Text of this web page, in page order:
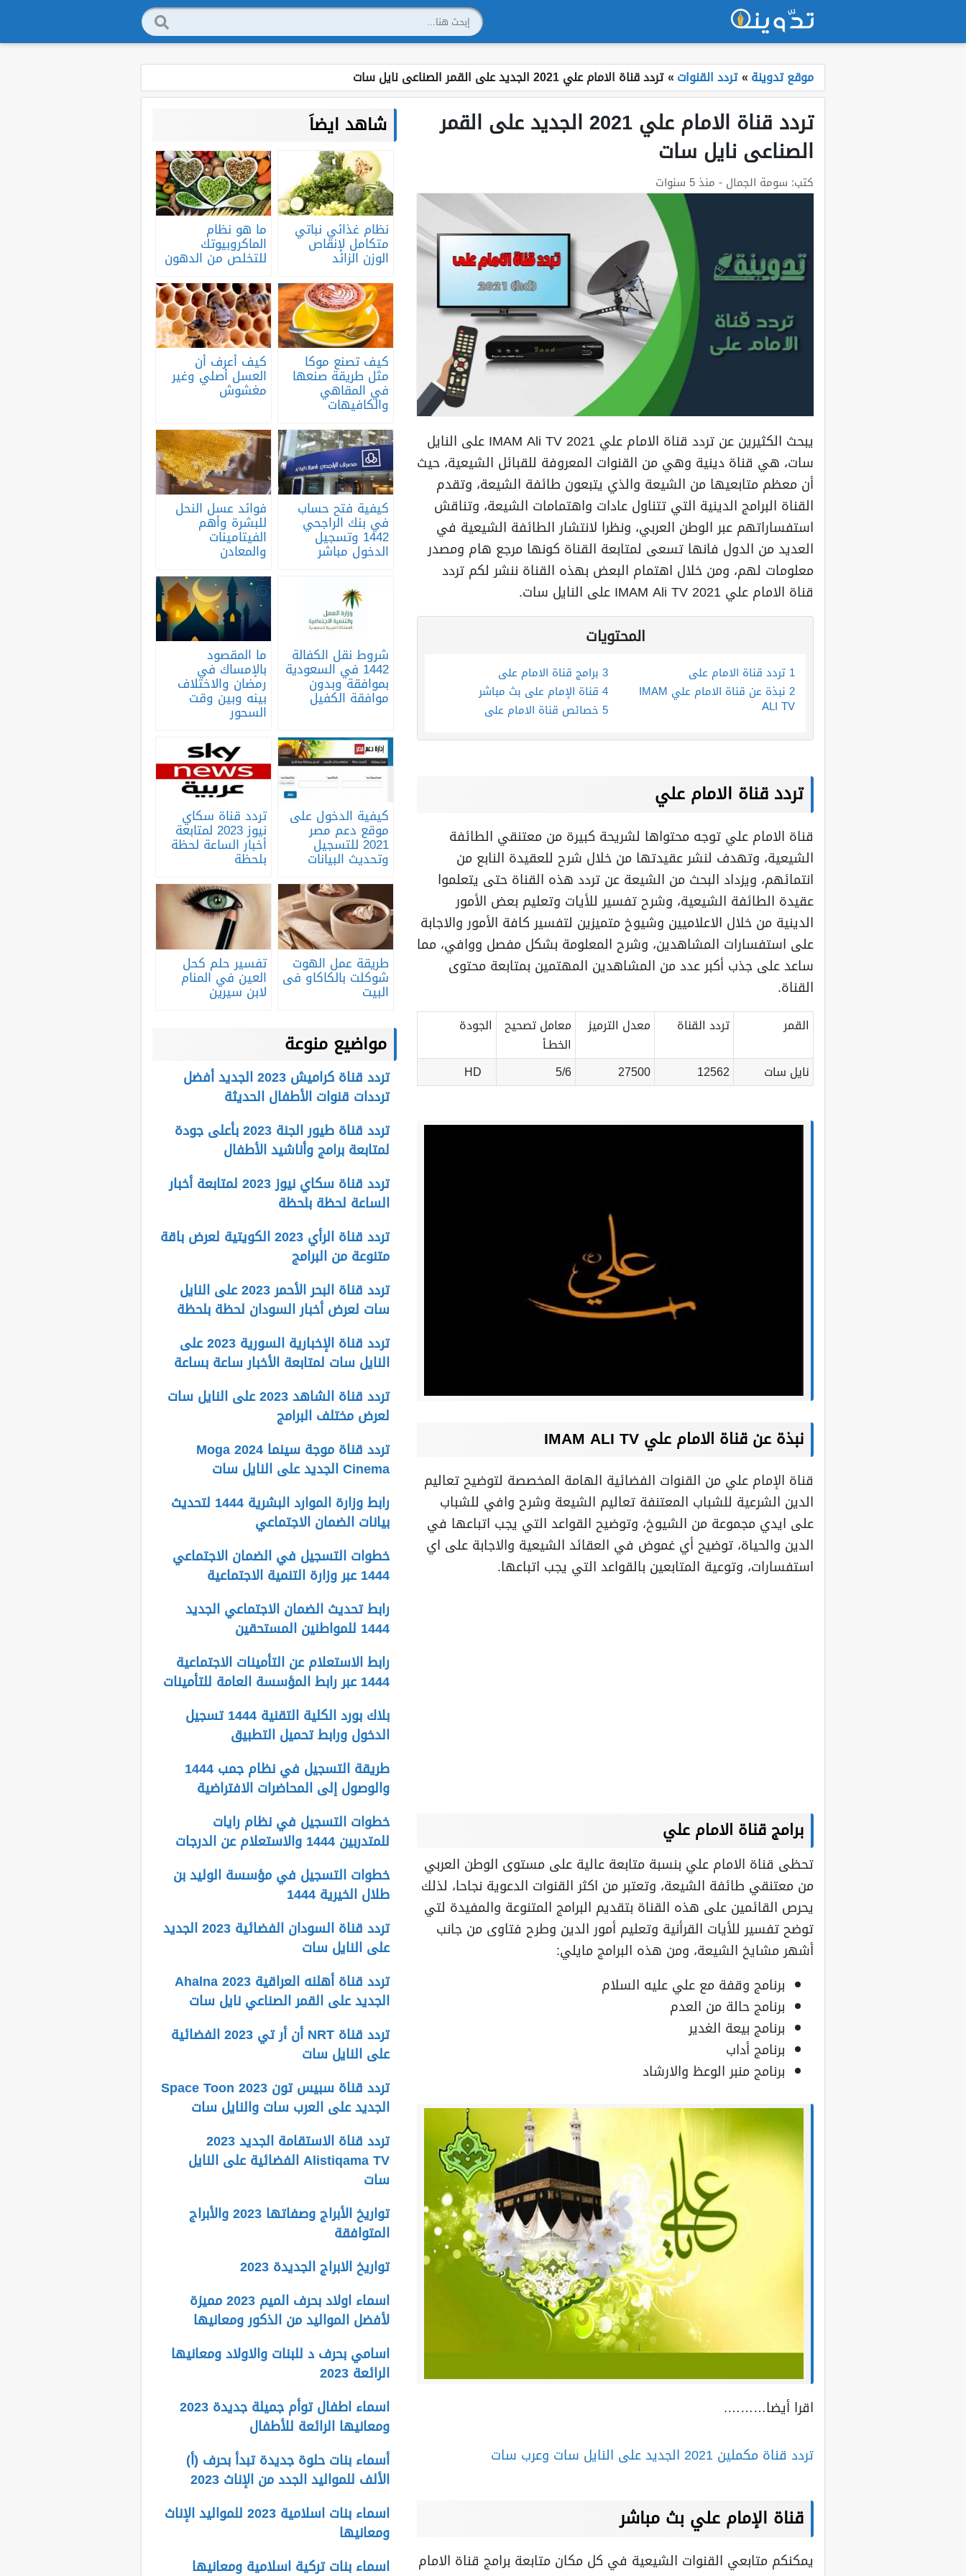
موقع تدوينة»تردد القنوات»تردد قناة الامام علي 2021 الجديد على القمر الصناعى نايل سات
تردد قناة الامام علي 2021 الجديد على القمر
الصناعى نايل سات
كتب: سومة الجمال - منذ 5 سنوات
يبحث الكثيرين عن تردد قناة الامام علي 2021 IMAM Ali TV على النايل
سات، هي قناة دينية وهي من القنوات المعروفة للقبائل الشيعية، حيث
أن معظم متابعيها من الشيعة والذي يتبعون طائفة الشيعة، وتقدم
القناة البرامج الدينية التي تتناول عادات واهتمامات الشيعة، وتناقش
استفساراتهم عبر الوطن العربي، ونظرا لانتشار الطائفة الشيعية في
العديد من الدول فانها تسعى لمتابعة القناة كونها مرجع هام ومصدر
معلومات لهم، ومن خلال اهتمام البعض بهذه القناة ننشر لكم تردد
قناة الامام علي 2021 IMAM Ali TV على النايل سات.
المحتويات
1 تردد قناة الامام علي
2
نبذة عن قناة الامام علي IMAM
ALI TV
3 برامج قناة الامام علي
4 قناة الإمام علي بث مباشر
5 خصائص قناة الامام علي
تردد قناة الامام علي
قناة الامام علي توجه محتواها لشريحة كبيرة من معتنقي الطائفة
الشيعية، وتهدف لنشر عقيدتها من خلال شرح للعقيدة النابع من
انتمائهم، ويزداد البحث من الشيعة عن تردد هذه القناة حتى يتعلموا
عقيدة الطائفة الشيعية، وشرح تفسير للأيات وتعليم بعض الأمور
الدينية من خلال الاعلاميين وشيوخ متميزين لتفسير كافة الأمور والاجابة
على استفسارات المشاهدين، وشرح المعلومة بشكل مفصل ووافي، مما
ساعد على جذب أكبر عدد من المشاهدين المهتمين بمتابعة محتوى
القناة.
القمر تردد القناة معدل الترميز
معامل تصحيح
الخطـأ
الجودة
نايل سات 12562
27500
5/6
نبذة عن قناة الامام علي IMAM ALI TV
قناة الإمام علي من القنوات الفضائية الهامة المخصصة لتوضيح تعاليم
الدين الشرعية للشباب المعتنفة تعاليم الشيعة وشرح وافي للشباب
على ايدي مجموعة من الشيوخ، وتوضيح القواعد التي يجب اتباعها في
الدين والحياة، توضيح أي غموض في العقائد الشيعية والاجابة على اي
استفسارات، وتوعية المتابعين بالقواعد التي يجب اتباعها.
برامج قناة الامام علي
تحظى قناة الامام علي بنسبة متابعة عالية على مستوى الوطن العربي
من معتنقي طائفة الشيعة، وتعتبر من اكثر القنوات الدعوية نجاحا، لذلك
يحرص القائمين على هذه القناة بتقديم البرامج المتنوعة والمفيدة لتي
توضح تفسير للأيات القرأنية وتعليم أمور الدين وطرح فتاوى من جانب
أشهر مشايخ الشيعة، ومن هذه البرامج مايلي:
برنامج وقفة مع علي عليه السلام
برنامج حالة من العدم
برنامج بيعة الغدير
برنامج أداب
برنامج منبر الوعظ والارشاد
اقرا أيضا……….
تردد قناة مكملين 2021 الجديد على النايل سات وعرب سات
قناة الإمام علي بث مباشر
يمكنكم متابعي القنوات الشيعية في كل مكان متابعة برامج قناة الامام
شاهد ايضاَ
نظام غذائي نباتي
متكامل لإنقاص
الوزن الزائد
ما هو نظام
الماكروبيوتك
للتخلص من الدهون
كيف تصنع موكا
مثل طريقة صنعها
في المقاهي
والكافيهات
كيف أعرف أن
العسل أصلي وغير
مغشوش
كيفية فتح حساب
في بنك الراجحي
1442 وتسجيل
الدخول مباشر
فوائد عسل النحل
للبشرة وأهم
الفيتامينات
والمعادن
شروط نقل الكفالة
1442 في السعودية
بموافقة وبدون
موافقة الكفيل
ما المقصود
بالإمساك في
رمضان والاختلاف
بينه وبين وقت
السحور
كيفية الدخول على
موقع دعم مصر
2021 للتسجيل
وتحديث البيانات
تردد قناة سكاي
نيوز 2023 لمتابعة
أخبار الساعة لحظة
بلحظة
طريقة عمل الهوت
شوكلت بالكاكاو فى
البيت
تفسير حلم كحل
العين في المنام
لابن سيرين
مواضيع منوعة
تردد قناة كراميش 2023 الجديد أفضل
ترددات قنوات الأطفال الحديثة
تردد قناة طيور الجنة 2023 بأعلى جودة
لمتابعة برامج وأناشيد الأطفال
تردد قناة سكاي نيوز 2023 لمتابعة أخبار
الساعة لحظة بلحظة
تردد قناة الرأي 2023 الكويتية لعرض باقة
متنوعة من البرامج
تردد قناة البحر الأحمر 2023 على النايل
سات لعرض أخبار السودان لحظة بلحظة
تردد قناة الإخبارية السورية 2023 على
النايل سات لمتابعة الأخبار ساعة بساعة
تردد قناة الشاهد 2023 على النايل سات
لعرض مختلف البرامج
تردد قناة موجة سينما 2024 Moga
Cinema الجديد على النايل سات
رابط وزارة الموارد البشرية 1444 لتحديث
بيانات الضمان الاجتماعي
خطوات التسجيل في الضمان الاجتماعي
1444 عبر وزارة التنمية الاجتماعية
رابط تحديث الضمان الاجتماعي الجديد
1444 للمواطنين المستحقين
رابط الاستعلام عن التأمينات الاجتماعية
1444 عبر رابط المؤسسة العامة للتأمينات
بلاك بورد الكلية التقنية 1444 تسجيل
الدخول ورابط تحميل التطبيق
طريقة التسجيل في نظام جمب 1444
والوصول إلى المحاضرات الافتراضية
خطوات التسجيل في نظام رايات
للمتدربين 1444 والاستعلام عن الدرجات
خطوات التسجيل في مؤسسة الوليد بن
طلال الخيرية 1444
تردد قناة السودان الفضائية 2023 الجديد
على النايل سات
تردد قناة أهلنه العراقية Ahalna 2023
الجديد على القمر الصناعي نايل سات
تردد قناة NRT أن أر تي 2023 الفضائية
على النايل سات
تردد قناة سبيس تون Space Toon 2023
الجديد على العرب سات والنايل سات
تردد قناة الاستقامة الجديد 2023
Alistiqama TV الفضائية على النايل
سات
تواريخ الأبراج وصفاتها 2023 والأبراج
المتوافقة
تواريخ الابراج الجديدة 2023
اسماء اولاد بحرف الميم 2023 مميزة
لأفضل المواليد من الذكور ومعانيها
اسامي بحرف د للبنات والاولاد ومعانيها
الرائعة 2023
اسماء اطفال توأم جميلة جديدة 2023
ومعانيها الرائعة للأطفال
أسماء بنات حلوة جديدة تبدأ بحرف (أ)
الألف للمواليد الجدد من الإناث 2023
اسماء بنات اسلامية 2023 للمواليد الإناث
ومعانيها
اسماء بنات تركية اسلامية ومعانيها